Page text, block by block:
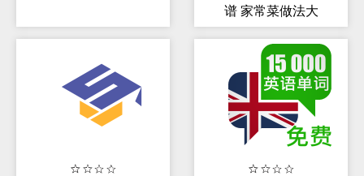
谱 家常菜做法大